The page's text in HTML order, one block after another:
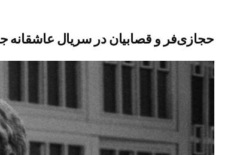
حجازی‌فر و قصابیان در سریال عاشقانه